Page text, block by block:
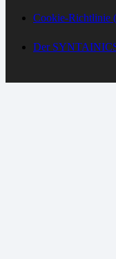
Cookie-Richtlinie
Der